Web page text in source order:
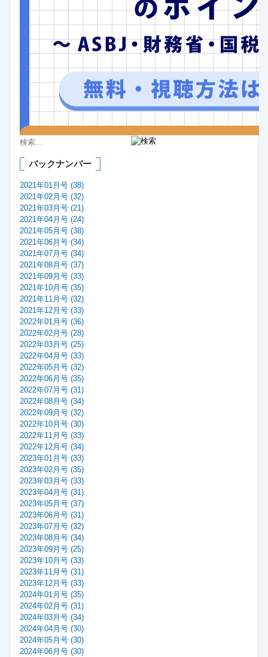
バックナンバー
2021年01月号 (38)
2021年02月号 (32)
2021年03月号 (21)
2021年04月号 (24)
2021年05月号 (38)
2021年06月号 (34)
2021年07月号 (34)
2021年08月号 (37)
2021年09月号 (33)
2021年10月号 (35)
2021年11月号 (32)
2021年12月号 (33)
2022年01月号 (36)
2022年02月号 (28)
2022年03月号 (25)
2022年04月号 (33)
2022年05月号 (32)
2022年06月号 (35)
2022年07月号 (31)
2022年08月号 (34)
2022年09月号 (32)
2022年10月号 (30)
2022年11月号 (33)
2022年12月号 (34)
2023年01月号 (33)
2023年02月号 (35)
2023年03月号 (33)
2023年04月号 (31)
2023年05月号 (37)
2023年06月号 (31)
2023年07月号 (32)
2023年08月号 (34)
2023年09月号 (25)
2023年10月号 (33)
2023年11月号 (31)
2023年12月号 (33)
2024年01月号 (35)
2024年02月号 (31)
2024年03月号 (34)
2024年04月号 (30)
2024年05月号 (30)
2024年06月号 (30)